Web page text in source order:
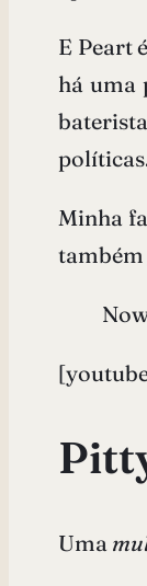
E Peart
há uma
Minha
também
Uma